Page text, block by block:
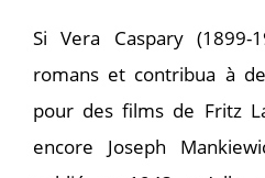
Si Vera Caspary (1899-
romans et contribua à
pour des films de Fritz
encore Joseph